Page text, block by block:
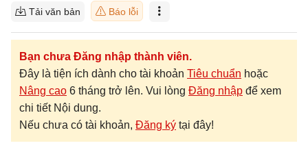
Tải văn bản Báo lỗi
Bạn chưa Đăng nhập thành viên.
Đây là tiện ích dành cho tài khoản Tiêu chuẩn hoặc
Nâng cao 6 tháng trở lên. Vui lòng Đăng nhập để xem
chi tiết Nội dung.
Nếu chưa có tài khoản, Đăng ký tại đây!